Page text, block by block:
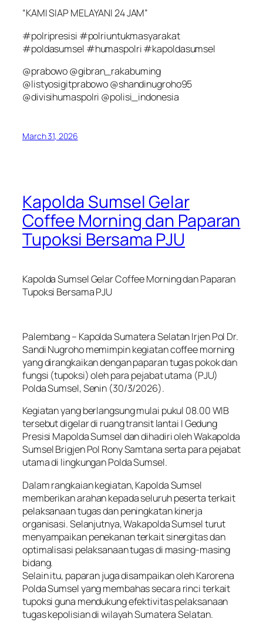
“KAMI SIAP MELAYANI 24 JAM”
#polripresisi #polriuntukmasyarakat
#poldasumsel #humaspolri #kapoldasumsel
@prabowo @gibran_rakabuming
@listyosigitprabowo @shandinugroho95
@divisihumaspolri @polisi_indonesia
March 31, 2026
Kapolda Sumsel Gelar
Coffee Morning dan Paparan
Tupoksi Bersama PJU
Kapolda Sumsel Gelar Coffee Morning dan Paparan
Tupoksi Bersama PJU
Palembang – Kapolda Sumatera Selatan Irjen Pol Dr.
Sandi Nugroho memimpin kegiatan coffee morning
yang dirangkaikan dengan paparan tugas pokok dan
fungsi (tupoksi) oleh para pejabat utama (PJU)
Polda Sumsel, Senin (30/3/2026).
Kegiatan yang berlangsung mulai pukul 08.00 WIB
tersebut digelar di ruang transit lantai I Gedung
Presisi Mapolda Sumsel dan dihadiri oleh Wakapolda
Sumsel Brigjen Pol Rony Samtana serta para pejabat
utama di lingkungan Polda Sumsel.
Dalam rangkaian kegiatan, Kapolda Sumsel
memberikan arahan kepada seluruh peserta terkait
pelaksanaan tugas dan peningkatan kinerja
organisasi. Selanjutnya, Wakapolda Sumsel turut
menyampaikan penekanan terkait sinergitas dan
optimalisasi pelaksanaan tugas di masing-masing
bidang.
Selain itu, paparan juga disampaikan oleh Karorena
Polda Sumsel yang membahas secara rinci terkait
tupoksi guna mendukung efektivitas pelaksanaan
tugas kepolisian di wilayah Sumatera Selatan.